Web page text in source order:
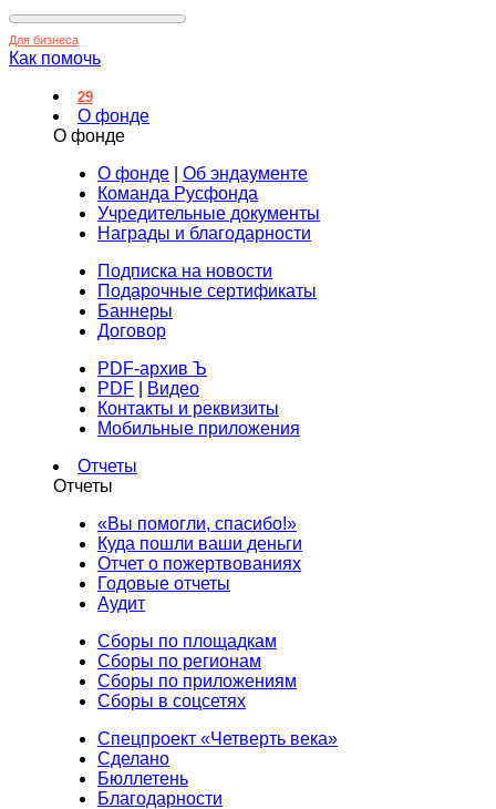
Для бизнеса
Как помочь
29
О фонде
О фонде
О фонде
Об эндаументе
Команда Русфонда
Учредительные документы
Награды и благодарности
Подписка на новости
Подарочные сертификаты
Баннеры
Договор
PDF-архив Ъ
PDF
Видео
Контакты и реквизиты
Мобильные приложения
Отчеты
Отчеты
«Вы помогли, спасибо!»
Куда пошли ваши деньги
Отчет о пожертвованиях
Годовые отчеты
Аудит
Сборы по площадкам
Сборы по регионам
Сборы по приложениям
Сборы в соцсетях
Спецпроект «Четверть века»
Сделано
Бюллетень
Благодарности